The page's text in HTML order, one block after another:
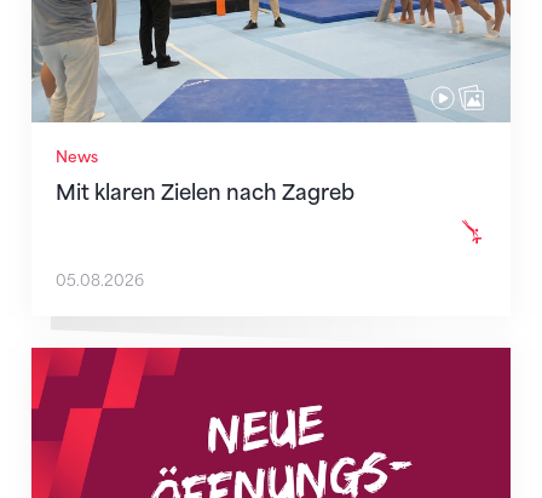
News
Mit klaren Zielen nach Zagreb
05.08.2026
Neue Empfangszeiten ab 1. August 2026